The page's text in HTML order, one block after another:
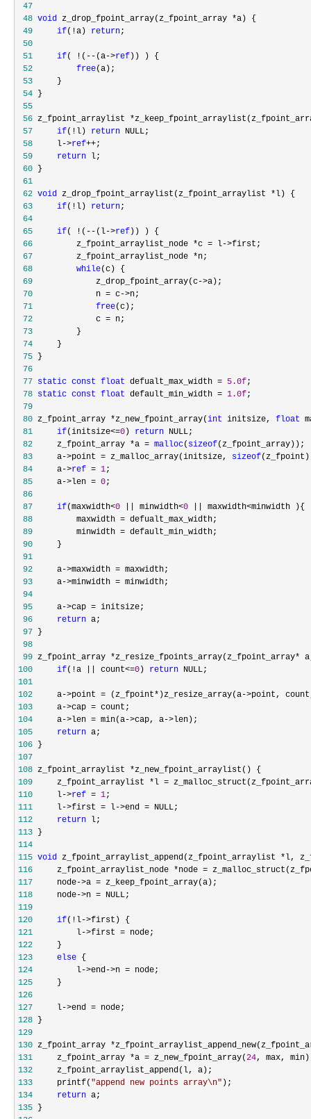
47
48 void z_drop_fpoint_array(z_fpoint_array *
49
if(!a) return
50
51
if( !(--(a->ref
52
free
53
54
55
56 z_fpoint_arraylist
57
if(!l) return
58
     l->
ref++
59
return
60
61
62 void z_drop_fpoint_arraylist(z_fpoint_arraylist *
63
if(!l) return
64
65
if( !(--(l->ref
66
         z_fpoint_arraylist_node *c = l->
67
         z_fpoint_arraylist_node *
68
while
69
             z_drop_fpoint_array(c->
70
             n = c->
71
free
72
             c =
73
74
75
76
77 static const float defualt_max_width = 5.0f
78 static const float default_min_width = 1.0f
79
80 z_fpoint_array *z_new_fpoint_array(int initsize, float
81
if(initsize<=0 ) return
82
     z_fpoint_array *a =
malloc( sizeof
83
     a->point = z_malloc_array(initsize,
sizeof
84
     a->
ref = 1
85
     a->len =
0
86
87
if(maxwidth<0 || minwidth<0 || maxwidth<
88
         maxwidth =
89
         minwidth =
90
91
92
     a->maxwidth =
93
     a->minwidth =
94
95
     a->cap =
96
return
97
98
99 z_fpoint_array *z_resize_fpoints_array(z_fpoint_array*
100
if(!a || count<=0 ) return
101
102
a->point = (z_fpoint*)z_resize_array(a->point,
103
     a->cap =
104
     a->len = min(a->cap, a->
105
return
106
107
108 z_fpoint_arraylist *
109
     z_fpoint_arraylist *l =
110
     l->
ref = 1
111
     l->first = l->end =
112
return
113
114
115 void z_fpoint_arraylist_append(z_fpoint_arraylist *l,
116
     z_fpoint_arraylist_node *node =
117
     node->a =
118
     node->n =
119
120
if(!l->
121
         l->first =
122
123
else
124
         l->end->n =
125
126
127
     l->end =
128
129
130 z_fpoint_array
131
     z_fpoint_array *a = z_new_fpoint_array(
24
132
133
     printf(
"append new points array\n"
134
return
135